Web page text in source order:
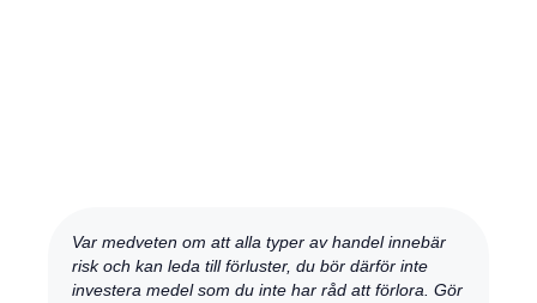
Var medveten om att alla typer av handel innebär
risk och kan leda till förluster, du bör därför inte
investera medel som du inte har råd att förlora. Gör